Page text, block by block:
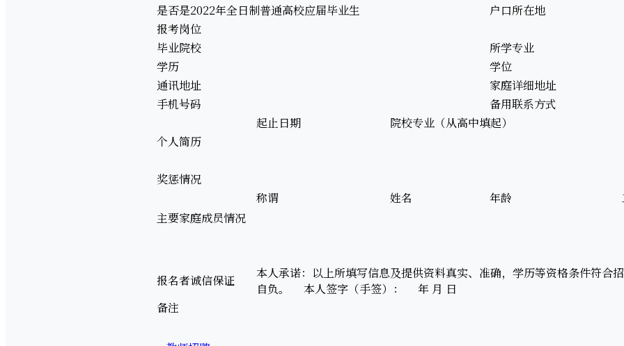
是否是2022年全日制普通高校应届毕业生
户口所在地
报考岗位
毕业院校
所学专业
学历
学位
通讯地址
家庭详细地址
手机号码
备用联系方式
个人简历
起止日期 院校专业（从高中填起）
奖惩情况
主要家庭成员情况
称谓 姓名 年龄
报名者诚信保证
本人承诺：以上所填写信息及提供资料真实、准确，学历等资格条件符合
自负。 本人签字（手签）： 年 月 日
备注